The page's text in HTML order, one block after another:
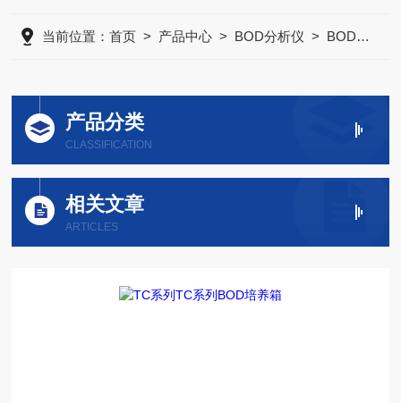
当前位置：首页 > 产品中心 > BOD分析仪 > BOD培养箱
产品分类
CLASSIFICATION
相关文章
ARTICLES